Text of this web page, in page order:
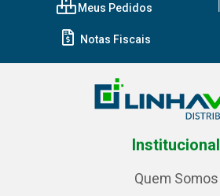
Meus Pedidos
Notas Fiscais
Institucional
Quem Somos